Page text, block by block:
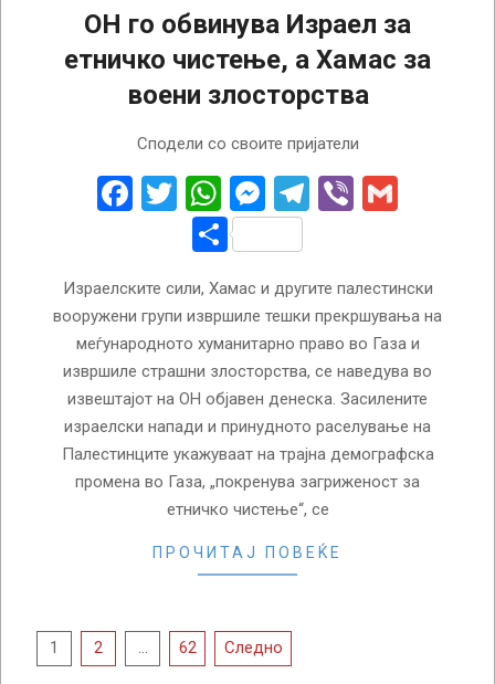
ОН го обвинува Израел за
етничко чистење, а Хамас за
воени злосторства
Сподели со своите пријатели
Facebook
Twitter
WhatsApp
Messenger
Telegram
Viber
Share
Израелските сили, Хамас и другите палестински
вооружени групи извршиле тешки прекршувања на
меѓународното хуманитарно право во Газа и
извршиле страшни злосторства, се наведува во
извештајот на ОН објавен денеска. Засилените
израелски напади и принудното раселување на
Палестинците укажуваат на трајна демографска
промена во Газа, „покренува загриженост за
етничко чистење“, се
ПРОЧИТАЈ ПОВЕЌЕ
Posts
1 2 … 62 Следно